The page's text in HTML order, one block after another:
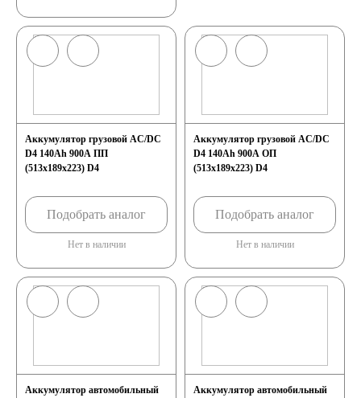
Аккумулятор грузовой AC/DC
D4 140Ah 900A ПП
(513x189x223) D4
Подобрать аналог
Нет в наличии
Аккумулятор грузовой AC/DC
D4 140Ah 900A ОП
(513x189x223) D4
Подобрать аналог
Нет в наличии
Аккумулятор автомобильный Аккумулятор автомобильный